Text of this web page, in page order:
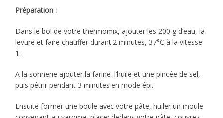
Préparation :
Dans le bol de votre thermomix, ajouter les 200 g d’eau, la
levure et faire chauffer durant 2 minutes, 37°C à la vitesse
1.
A la sonnerie ajouter la farine, l’huile et une pincée de sel,
puis pétrir pendant 3 minutes en mode épi.
Ensuite former une boule avec votre pâte, huiler un moule